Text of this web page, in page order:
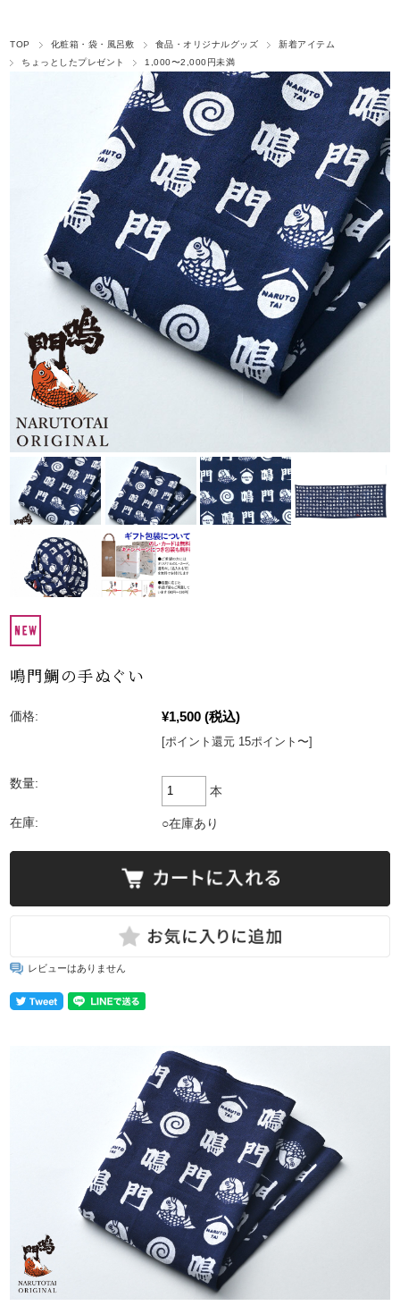
TOP 化粧箱・袋・風呂敷 食品・オリジナルグッズ
新着アイテム
ちょっとしたプレゼント
1,000〜2,000円未満
鳴門鯛の手ぬぐい
価格: ¥1,500 (税込)
[ポイント還元 15ポイント〜]
数量:
本
在庫: ○在庫あり
レビューはありません